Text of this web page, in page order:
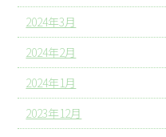
2024年3月
2024年2月
2024年1月
2023年12月